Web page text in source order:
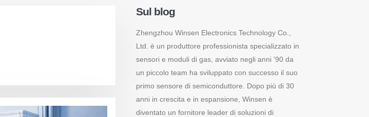
Sul blog
Zhengzhou Winsen Electronics Technology Co.,
Ltd. è un produttore professionista specializzato in
sensori e moduli di gas, avviato negli anni '90 da
un piccolo team ha sviluppato con successo il suo
primo sensore di semiconduttore. Dopo più di 30
anni in crescita e in espansione, Winsen è
diventato un fornitore leader di soluzioni di